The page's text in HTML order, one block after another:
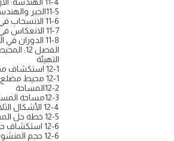
11-5الجبر والهندسة: تمثيل الدوال
11-6 الانسحاب في المستوى الإحداثي
11-7 الانعكاس في المستوى الإحداثي
11-8 الدوران في المستوى الإحداثي
الفصل 12: المحيط والمساحة والحجم
التهيئة
12-1 استكشاف محيط المستطيل
12-1 محيط مضلع
12-2المساحة
12-3مساحة المستطيل والمربع
12-4 الأشكال الثلاثية الأبعاد
12-5 خطة حل المسألة استعمال إنشاء نموذج
12-6 استكشاف حجم المنشور
12-6 حجم المنشور